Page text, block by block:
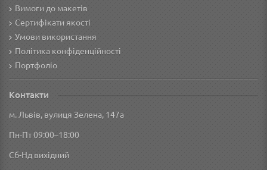
Вимоги до макетів
Сертифікати якості
Умови використання
Політика конфіденційності
Портфоліо
Контакти
м. Львів, вулиця Зелена, 147а
Пн-Пт 09:00–18:00
Сб-Нд вихідний